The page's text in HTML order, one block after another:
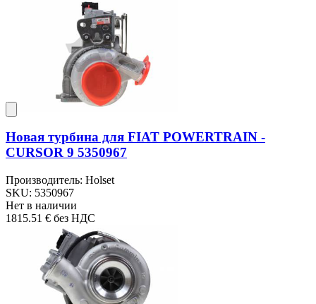
Новая турбина для FIAT POWERTRAIN -
CURSOR 9 5350967
Производитель: Holset
SKU: 5350967
Нет в наличии
1815.51 € без НДС